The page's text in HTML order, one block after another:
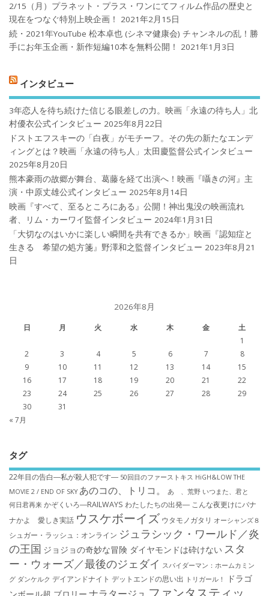
2/15（月）プラネット・プラス・ワンにてフィルム作品の歴史と
現在をつなぐ特別上映企画！
2021年2月15日
続・2021年YouTube 松本卓也 (シネマ健康会) チャンネルの乱！勝
手にお年玉企画・新作短編10本を無料公開！
2021年1月3日
インタビュー
3年恋人を待ち続けた信じる眼差しの力。映画「永遠の待ち人」北
村優衣公式インタビュー 2025年8月22日
ドストエフスキーの「白夜」がモチーフ。その先の新たなエンデ
ィングとは？映画「永遠の待ち人」太田慶監督公式インタビュー
2025年8月20日
熊本豪雨の故郷が舞台、葛藤を経て出演へ！映画『囁きの河』主
演・中原丈雄公式インタビュー 2025年8月14日
映画『すべて、至るところにある』公開！神出鬼没の映画流れ
者、リム・カーワイ監督インタビュー 2024年1月31日
「大切なのはいかに楽しい瞬間を共有できるか」映画『認知症と
生きる 希望の処方箋』野澤和之監督インタビュー 2023年8月21
日
2026年8月
日 月 火 水 木 金
土
1
2
3 4 5 6 7
8
9
10 11 12 13 14
15
16
17 18 19 20 21
22
23
24 25 26 27 28
29
30
31
« 7月
タグ
22年目の告白―私が殺人犯です― 50回目のファーストキス HiGH&LOW THE
MOVIE 2 / END OF SKY あのコの、トリコ。 あゝ、荒野 いつまた、君と
何日君再来 かぞくいろ―RAILWAYS わたしたちの出発― こんな夜更けにバナ
ナかよ 愛しき実話 ウスケボーイズ ウタモノガタリ オーシャンズ８
シュガー・ラッシュ：オ​ンライン ジュラシック・ワールド／炎
の王国 ジョジョの奇妙な冒険 ダイヤモンドは砕けない スタ
ー・ウォーズ／最後のジェダイ スパイダーマン：ホームカミン
グ ダンケルク デイアンドナイト デットエンドの思い出 トリガール！
ドラゴ
ファンタスティッ